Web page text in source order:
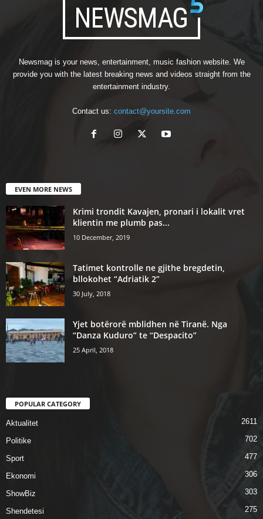
Newsmag is your news, entertainment, music fashion website. We
provide you with the latest breaking news and videos straight from the
entertainment industry.
Contact us: contact@yoursite.com
EVEN MORE NEWS
Krimi trondit Kavajen, pronari i lokalit vret
klientin me plumb pas...
10 December, 2019
Tatimet kontrolle ne gjithe bregdetin,
bllokohet “Adriatik 2”
30 July, 2018
Yjet botërorë mblidhen në Tiranë. Nga
“Danza Kuduro” te “Despacito”
25 April, 2018
POPULAR CATEGORY
Aktualitet 2611
Politike 702
Sport 477
Ekonomi 306
ShowBiz 303
Shendetesi 275